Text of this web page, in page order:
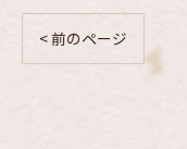
< 前のページ